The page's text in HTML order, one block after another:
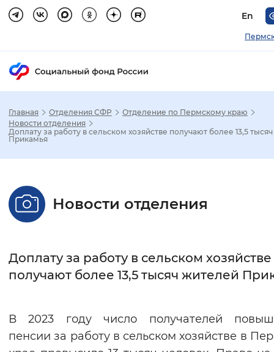
En
Стандартный Увеличенный
Без засечек С засечками
Нормальный Увеличенный
Главная Отделения СФР
Отделение по Пермскому краю
Новости отделения
Доплату за работу в сельском хозяйстве получают более 13,5
Прикамья
Новости отделения
Доплату за работу в сельском хозяйстве
получают более 13,5 тысяч жителей
В 2023 году число получателей
пенсии за работу в сельском хозяйстве в